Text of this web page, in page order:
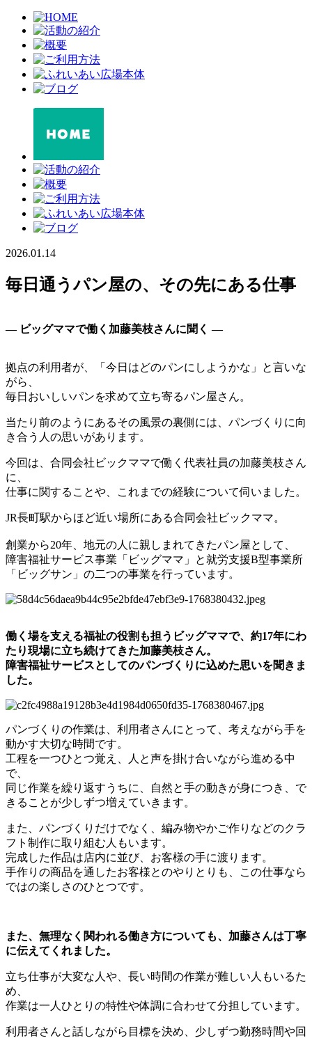
2026.01.14
毎日通うパン屋の、その先にある仕事
― ビッグママで働く加藤美枝さんに聞く ―
拠点の利用者が、「今日はどのパンにしようかな」と言いな
がら、
毎日 おいしいパンを求めて立ち寄るパン屋さん。
当たり前のようにあるその風景の裏側には、パンづくりに向
き合う人の思いがあります。
今回は、 合同会社ビックママで働く代表社員の加藤美枝さん
に、
仕事に関することや、これまでの経験について伺いました。
JR長町駅からほど近い場所にある合同会社ビックママ。
創業から20年、地元の人に親しまれてきたパン屋として、
障害福祉サービス事業「ビッグママ」と就労支援B型事業所
「ビッグサン」の二つの事業を行っています。
働く場を支える福祉の役割も担うビッグママで、約17年にわ
たり現場に立ち続けてきた加藤美枝さん。
障害福祉サービスとしてのパンづくりに込めた思いを聞きま
した。
パンづくりの作業は、利用者さんにとって、考えながら手を
動かす大切な時間です。
工程を一つひとつ覚え、人と声を掛け合いながら進める中
で、
同じ作業を繰り返すうちに、自然と手の動きが身につき、で
きることが少しずつ増えていきます。
また、パンづくりだけでなく、編み物やかご作りなどのクラ
フト制作に取り組む人もいます。
完成した作品は店内に並び、お客様の手に渡ります。
手作りの商品を通したお客様とのやりとりも、この仕事なら
ではの楽しさのひとつです。
また、無理なく関われる働き方についても、加藤さんは丁寧
に伝えてくれました。
立ち仕事が大変な人や、長い時間の作業が難しい人もいるた
め、
作業は一人ひとりの特性や体調に合わせて分担しています。
利用者さんと話しながら目標を決め、少しずつ勤務時間や回